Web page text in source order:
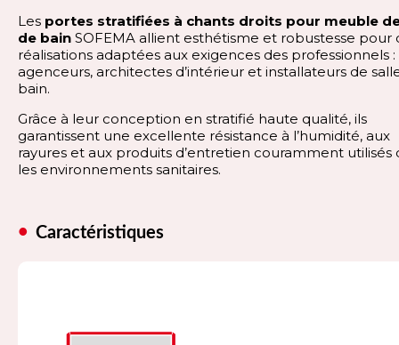
Les portes stratifiées à chants droits pour meuble
de bain SOFEMA allient esthétisme et robustesse pour
réalisations adaptées aux exigences des professionnels :
agenceurs, architectes d’intérieur et installateurs de
bain.
Grâce à leur conception en stratifié haute qualité, ils
garantissent une excellente résistance à l’humidité, aux
rayures et aux produits d’entretien couramment utilisés
les environnements sanitaires.
Caractéristiques